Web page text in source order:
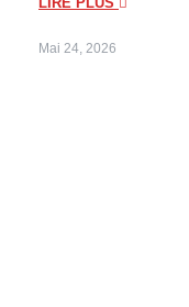
Mai 24, 2026